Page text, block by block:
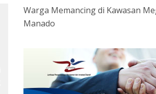
Warga Memancing di Kawasan
Manado